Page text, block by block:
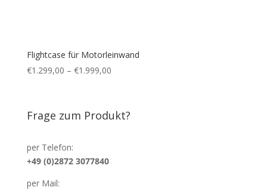
Flightcase für Motorleinwand
€1.299,00 – €1.999,00
Frage zum Produkt?
per Telefon:
+49 (0)2872 3077840
per Mail: